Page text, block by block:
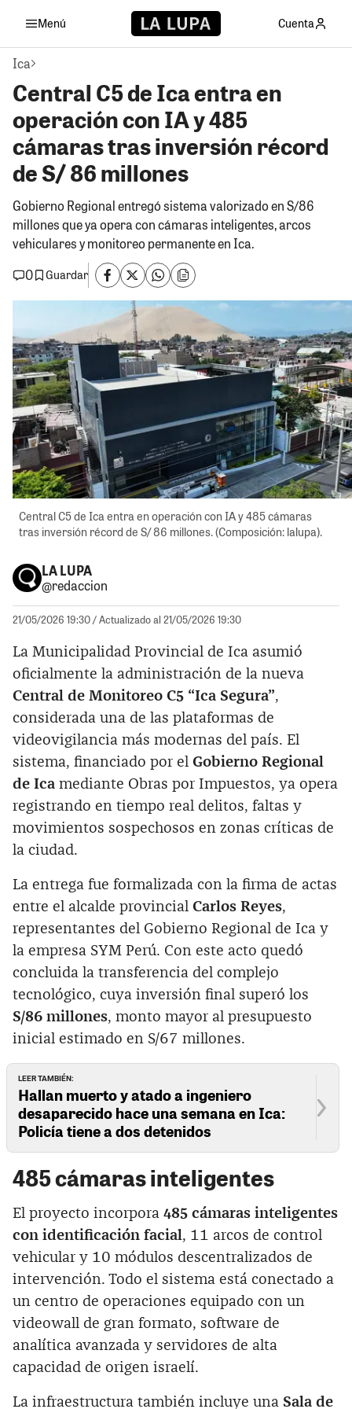
Menú Cuenta
Ica
Central C5 de Ica entra en
operación con IA y 485
cámaras tras inversión récord
de S/ 86 millones
Gobierno Regional entregó sistema valorizado en S/86
millones que ya opera con cámaras inteligentes, arcos
vehiculares y monitoreo permanente en Ica.
0
Guardar
Central C5 de Ica entra en operación con IA y 485 cámaras
tras inversión récord de S/ 86 millones. (Composición: lalupa).
LA LUPA
@redaccion
21/05/2026 19:30/ Actualizado al 21/05/2026 19:30
La Municipalidad Provincial de Ica asumió
oficialmente la administración de la nueva
Central de Monitoreo C5 “Ica Segura”,
considerada una de las plataformas de
videovigilancia más modernas del país. El
sistema, financiado por el Gobierno Regional
de Ica mediante Obras por Impuestos, ya opera
registrando en tiempo real delitos, faltas y
movimientos sospechosos en zonas críticas de
la ciudad.
La entrega fue formalizada con la firma de actas
entre el alcalde provincial Carlos Reyes,
representantes del Gobierno Regional de Ica y
la empresa SYM Perú. Con este acto quedó
concluida la transferencia del complejo
tecnológico, cuya inversión final superó los
S/86 millones, monto mayor al presupuesto
inicial estimado en S/67 millones.
LEER TAMBIÉN:
Hallan muerto y atado a ingeniero
desaparecido hace una semana en Ica:
Policía tiene a dos detenidos
485 cámaras inteligentes
El proyecto incorpora 485 cámaras inteligentes
con identificación facial , 11 arcos de control
vehicular y 10 módulos descentralizados de
intervención. Todo el sistema está conectado a
un centro de operaciones equipado con un
videowall de gran formato, software de
analítica avanzada y servidores de alta
capacidad de origen israelí.
La infraestructura también incluye una Sala de